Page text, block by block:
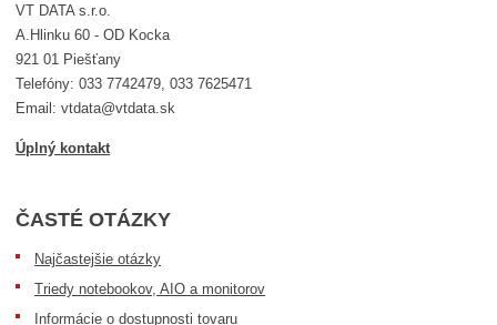
VT DATA s.r.o.
A.Hlinku 60 - OD Kocka
921 01 Piešťany
Telefóny: 033 7742479, 033 7625471
Email: vtdata@vtdata.sk
Úplný kontakt
ČASTÉ OTÁZKY
Najčastejšie otázky
Triedy notebookov, AIO a monitorov
Informácie o dostupnosti tovaru